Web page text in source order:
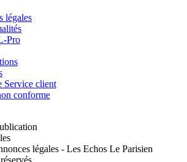
légales
Pro
Service client
conforme
légales - Les Echos Le Parisien